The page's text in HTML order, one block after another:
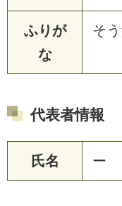
ふりが
な
そ
代表者情報
氏名 ー